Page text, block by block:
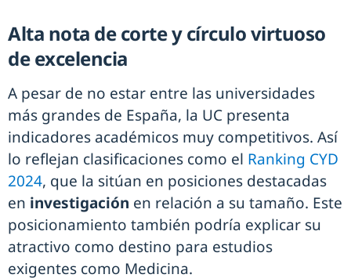
Alta nota de corte y círculo virtuoso
de excelencia
A pesar de no estar entre las universidades
más grandes de España, la UC presenta
indicadores académicos muy competitivos. Así
lo reflejan clasificaciones como el Ranking CYD
2024, que la sitúan en posiciones destacadas
en investigación en relación a su tamaño. Este
posicionamiento también podría explicar su
atractivo como destino para estudios
exigentes como Medicina.